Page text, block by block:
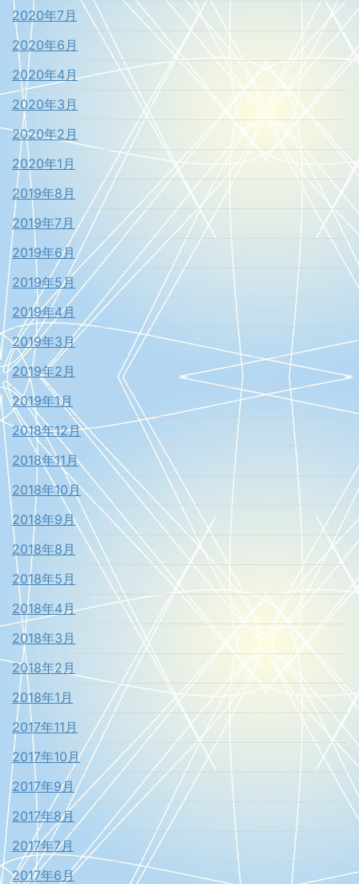
2020年7月
2020年6月
2020年4月
2020年3月
2020年2月
2020年1月
2019年8月
2019年7月
2019年6月
2019年5月
2019年4月
2019年3月
2019年2月
2019年1月
2018年12月
2018年11月
2018年10月
2018年9月
2018年8月
2018年5月
2018年4月
2018年3月
2018年2月
2018年1月
2017年11月
2017年10月
2017年9月
2017年8月
2017年7月
2017年6月